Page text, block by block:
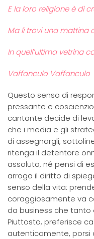
E la loro religione è di
Ma li trovi una mattina
In quell’ultima vetrina
Vaffanculo Vaffanculo
Questo senso di
pressante e
cantante decide di
che i media e gli
di assegnargli,
ritenga il detentore
assoluta, né pensi di
arroga il diritto di
senso della vita:
coraggiosamente va
da business che
Piuttosto, preferisce
autenticamente, porsi